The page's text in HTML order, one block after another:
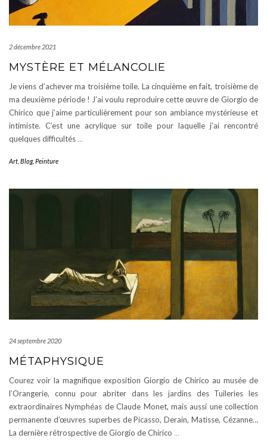
2 décembre 2021
MYSTÈRE ET MÉLANCOLIE
Je viens d’achever ma troisième toile. La cinquième en fait, troisième de
ma deuxième période ! J’ai voulu reproduire cette œuvre de Giorgio de
Chirico que j’aime particulièrement pour son ambiance mystérieuse et
intimiste. C’est une acrylique sur toile pour laquelle j’ai rencontré
quelques difficultés …
Art Blog, Peinture
24 septembre 2020
MÉTAPHYSIQUE
Courez voir la magnifique exposition Giorgio de Chirico au musée de
l’Orangerie, connu pour abriter dans les jardins des Tuileries les
extraordinaires Nymphéas de Claude Monet, mais aussi une collection
permanente d’œuvres superbes de Picasso, Derain, Matisse, Cézanne…
La dernière rétrospective de Giorgio de Chirico …